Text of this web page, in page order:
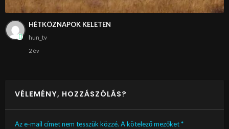
HÉTKÖZNAPOK KELETEN
hun_tv
2 év
VÉLEMÉNY, HOZZÁSZÓLÁS?
Az e-mail címet nem tesszük közzé. A kötelező mezőket*